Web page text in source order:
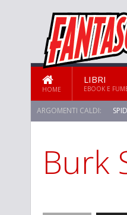
HOME
LIBRI
EBOOK E
ARGOMENTI CALDI:
STAR TREK: STRANGE NEW
Burk